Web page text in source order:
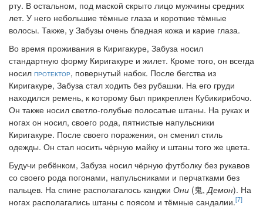
рту. В остальном, под маской скрыто лицо мужчины средних
лет. У него небольшие тёмные глаза и короткие тёмные
волосы. Также, у Забузы очень бледная кожа и карие глаза.
Во время проживания в Киригакуре, Забуза носил
стандартную форму Киригакуре и жилет. Кроме того, он всегда
носил протектор, повернутый набок. После бегства из
Киригакуре, Забуза стал ходить без рубашки. На его груди
находился ремень, к которому был прикреплен Кубикирибочо.
Он также носил светло-голубые полосатые штаны. На руках и
ногах он носил, своего рода, пятнистые напульсники
Киригакуре. После своего поражения, он сменил стиль
одежды. Он стал носить чёрную майку и штаны того же цвета.
Будучи ребёнком, Забуза носил чёрную футболку без рукавов
со своего рода погонами, напульсниками и перчатками без
пальцев. На спине располагалось канджи Они (鬼, Демон). На
ногах располагались штаны с поясом и тёмные сандалии.[7]